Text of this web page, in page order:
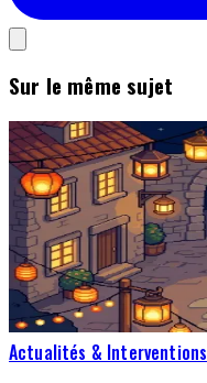
Sur le même sujet
Actualités & Interventions